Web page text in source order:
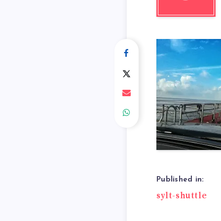
Published in:
sylt-shuttle